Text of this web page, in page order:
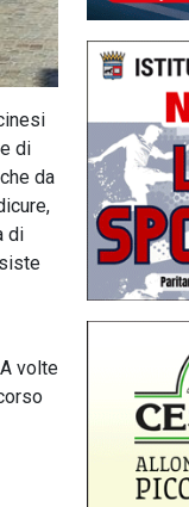
di
da
di
volte